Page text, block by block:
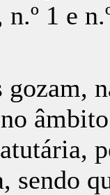
1 e
sendo